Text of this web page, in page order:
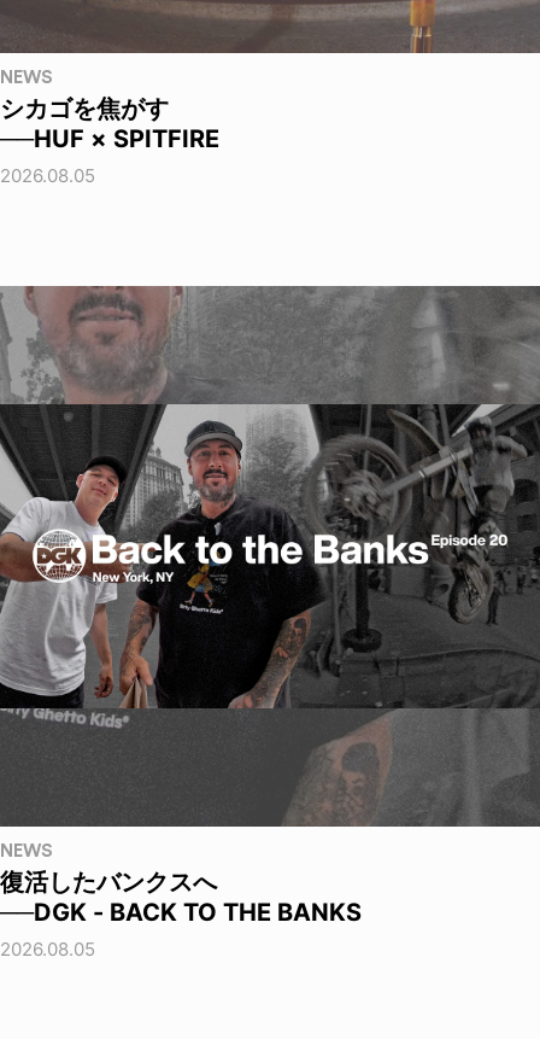
NEWS
シカゴを焦がす
──HUF × SPITFIRE
2026.08.05
NEWS
復活したバンクスへ
──DGK - BACK TO THE BANKS
2026.08.05